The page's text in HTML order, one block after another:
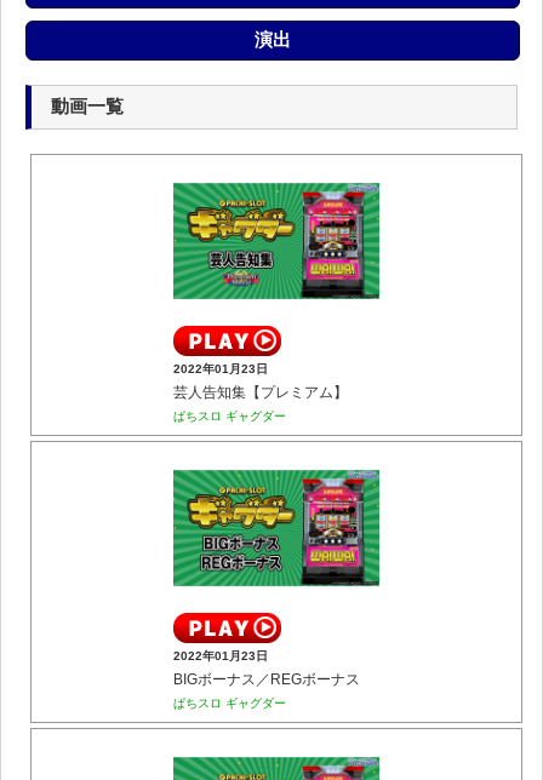
演出
動画一覧
2022年01月23日
芸人告知集【プレミアム】
ぱちスロ ギャグダー
2022年01月23日
BIGボーナス／REGボーナス
ぱちスロ ギャグダー